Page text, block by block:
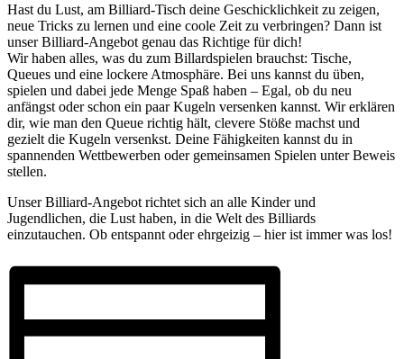
Hast du Lust, am Billiard-Tisch deine Geschicklichkeit zu zeigen,
neue Tricks zu lernen und eine coole Zeit zu verbringen? Dann ist
unser Billiard-Angebot genau das Richtige für dich!
Wir haben alles, was du zum Billardspielen brauchst: Tische,
Queues und eine lockere Atmosphäre. Bei uns kannst du üben,
spielen und dabei jede Menge Spaß haben – Egal, ob du neu
anfängst oder schon ein paar Kugeln versenken kannst. Wir erklären
dir, wie man den Queue richtig hält, clevere Stöße machst und
gezielt die Kugeln versenkst. Deine Fähigkeiten kannst du in
spannenden Wettbewerben oder gemeinsamen Spielen unter Beweis
stellen.
Unser Billiard-Angebot richtet sich an alle Kinder und
Jugendlichen, die Lust haben, in die Welt des Billiards
einzutauchen. Ob entspannt oder ehrgeizig – hier ist immer was los!